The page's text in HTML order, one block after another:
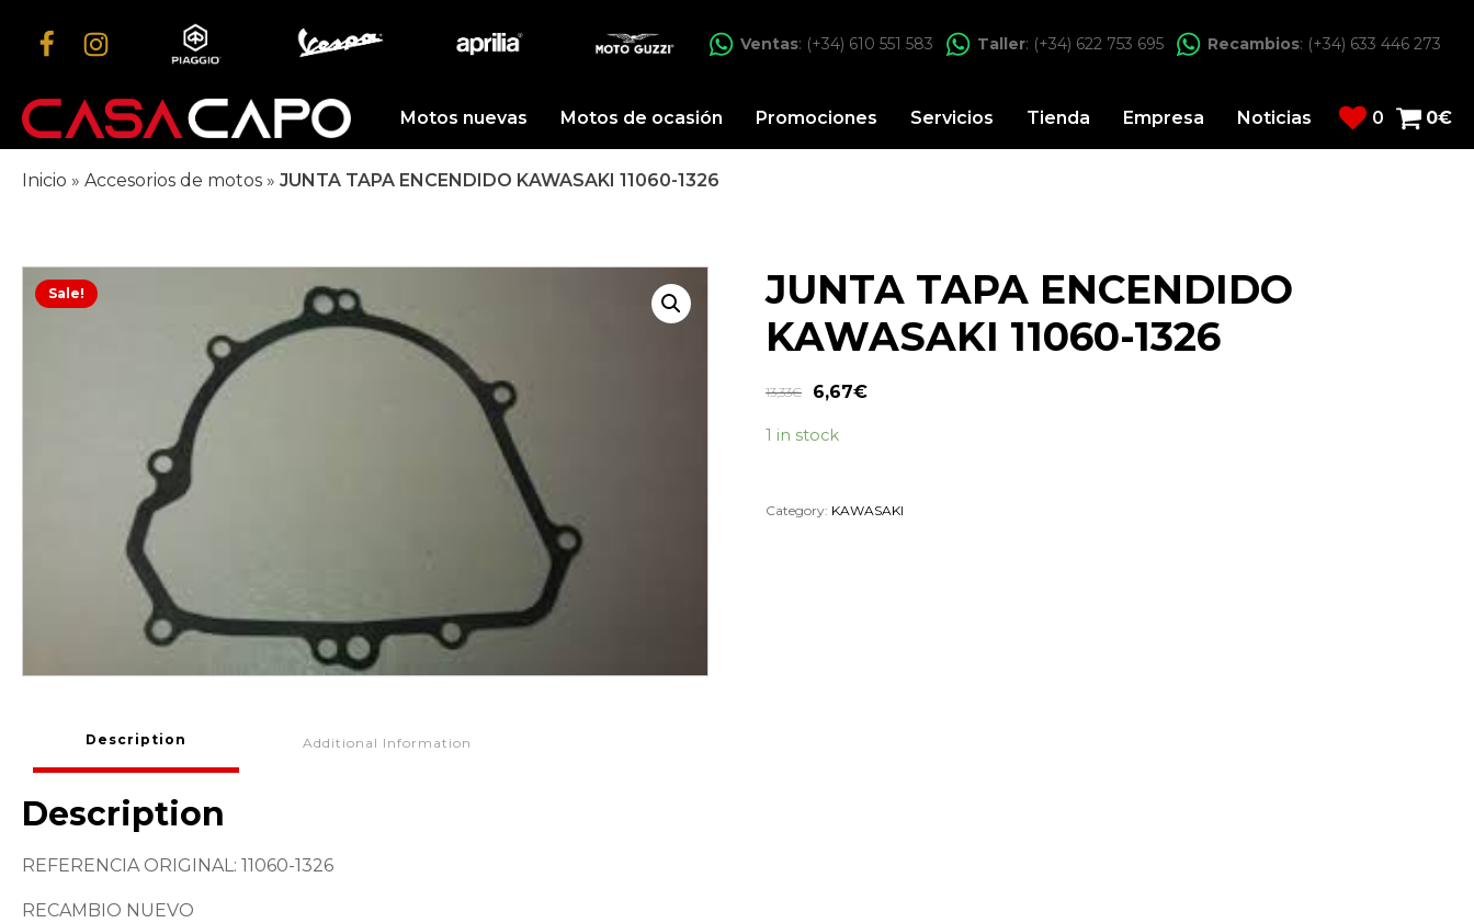
Ventas: (+34) 610 551 583 Taller: (+34) 622 753 695 Recambios: (+34) 633 446 273
Motos nuevas Motos de ocasión Promociones Servicios Tienda Empresa Noticias 0 0€
Inicio » Accesorios de motos » JUNTA TAPA ENCENDIDO KAWASAKI 11060-1326
Sale!
JUNTA TAPA ENCENDIDO
KAWASAKI 11060-1326
13,33€ 6,67€
1 in stock
Category: KAWASAKI
Description Additional Information
Description
REFERENCIA ORIGINAL: 11060-1326
RECAMBIO NUEVO